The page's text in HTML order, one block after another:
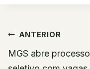
Navegação
de
ANTERIOR
MGS abre processo